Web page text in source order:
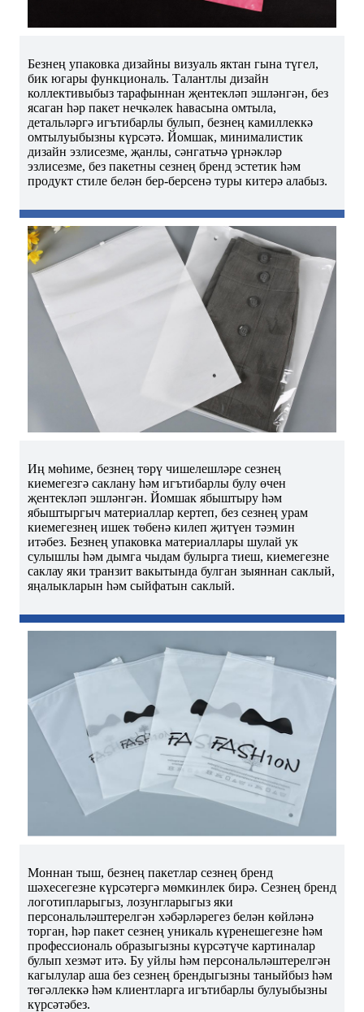
Безнең упаковка дизайны визуаль яктан гына түгел,
бик югары функциональ. Талантлы дизайн
коллективыбыз тарафыннан җентекләп эшләнгән, без
ясаган һәр пакет нечкәлек һавасына омтыла,
детальләргә игътибарлы булып, безнең камиллеккә
омтылуыбызны күрсәтә. Йомшак, минималистик
дизайн эзлисезме, җанлы, сәнгатьчә үрнәкләр
эзлисезме, без пакетны сезнең бренд эстетик һәм
продукт стиле белән бер-берсенә туры китерә алабыз.
Иң мөһиме, безнең төрү чишелешләре сезнең
киемегезгә саклану һәм игътибарлы булу өчен
җентекләп эшләнгән. Йомшак ябыштыру һәм
ябыштыргыч материаллар кертеп, без сезнең урам
киемегезнең ишек төбенә килеп җитүен тәэмин
итәбез. Безнең упаковка материаллары шулай ук ​​
сулышлы һәм дымга чыдам булырга тиеш, киемегезне
саклау яки транзит вакытында булган зыяннан саклый,
яңалыкларын һәм сыйфатын саклый.
Моннан тыш, безнең пакетлар сезнең бренд
шәхесегезне күрсәтергә мөмкинлек бирә. Сезнең бренд
логотипларыгыз, лозунгларыгыз яки
персональләштерелгән хәбәрләрегез белән көйләнә
торган, һәр пакет сезнең уникаль күренешегезне һәм
профессиональ образыгызны күрсәтүче картиналар
булып хезмәт итә. Бу уйлы һәм персональләштерелгән
кагылулар аша без сезнең брендыгызны таныйбыз һәм
төгәллеккә һәм клиентларга игътибарлы булуыбызны
күрсәтәбез.